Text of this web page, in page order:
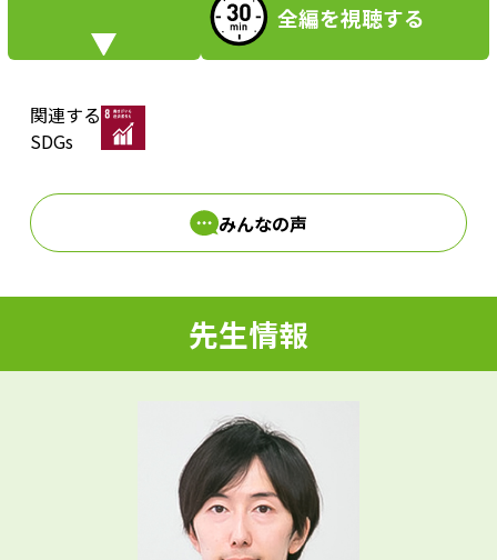
i
e
o
全編を視聴する
関連する
SDGs
みんなの声
先生情報